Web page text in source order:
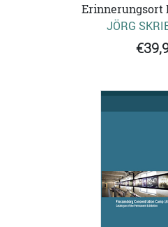
Erinnerungsort
JÖRG